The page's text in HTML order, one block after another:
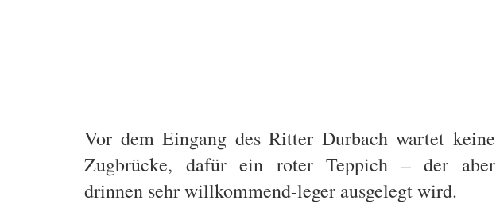
Vor dem Eingang des Ritter Durbach wartet keine
Zugbrücke, dafür ein roter Teppich – der aber
drinnen sehr willkommend-leger ausgelegt wird.